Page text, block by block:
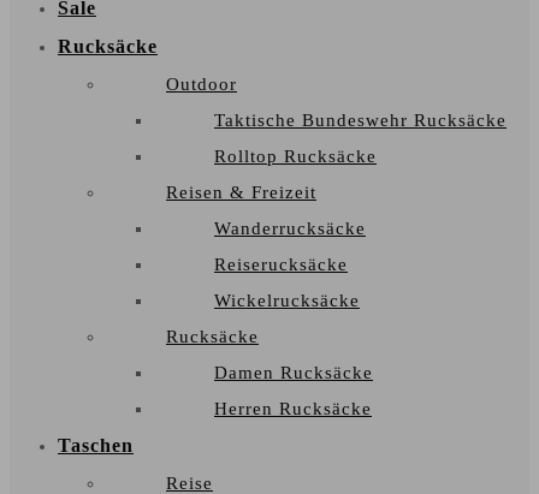
Sale
Rucksäcke
Outdoor
Taktische Bundeswehr Rucksäcke
Rolltop Rucksäcke
Reisen & Freizeit
Wanderrucksäcke
Reiserucksäcke
Wickelrucksäcke
Rucksäcke
Damen Rucksäcke
Herren Rucksäcke
Taschen
Reise